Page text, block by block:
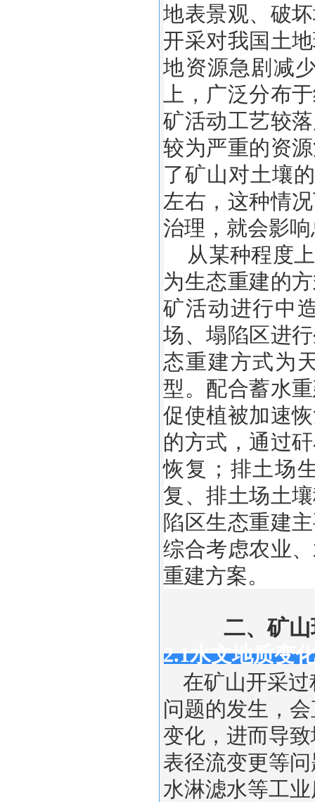
地表景观、破
开采对我国土
地资源急剧减
上，广泛分布
矿活动工艺较
较为严重的资
了矿山对土壤
左右，这种情
治理，就会影
从某种程度
为生态重建的
矿活动进行中
场、塌陷区进
态重建方式为
型。配合蓄水
促使植被加速
的方式，通过
恢复；排土场
复、排土场土
陷区生态重建
综合考虑农业
重建方案。
二、矿
2.1水文地质变
在矿山开采
问题的发生，
变化，进而导
表径流变更等
水淋滤水等工